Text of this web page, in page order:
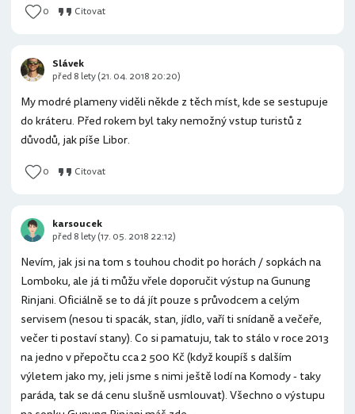
0 Citovat
My modré plameny viděli někde z těch míst, kde se sestupuje
do kráteru. Před rokem byl taky nemožný vstup turistů z
důvodů, jak píše Libor.
0 Citovat
Slávek
před 8 lety (21. 04. 2018 20:20)
Nevím, jak jsi na tom s touhou chodit po horách / sopkách na
Lomboku, ale já ti můžu vřele doporučit výstup na Gunung
Rinjani. Oficiálně se to dá jít pouze s průvodcem a celým
servisem (nesou ti spacák, stan, jídlo, vaří ti snídaně a večeře,
večer ti postaví stany). Co si pamatuju, tak to stálo v roce 2013
na jedno v přepočtu cca 2 500 Kč (když koupíš s dalším
výletem jako my, jeli jsme s nimi ještě lodí na Komody - taky
paráda, tak se dá cenu slušně usmlouvat). Všechno o výstupu
karsoucek
před 8 lety (17. 05. 2018 22:12)